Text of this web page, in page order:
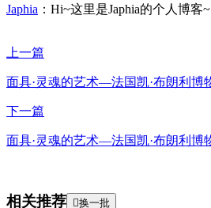
Japhia ：Hi~这里是Japhia的个人博客~